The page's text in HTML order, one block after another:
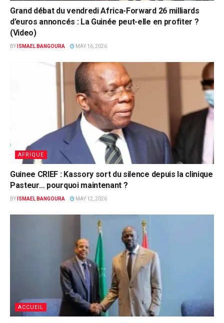
Grand débat du vendredi Africa-Forward 26 milliards
d’euros annoncés : La Guinée peut-elle en profiter ?
(Video)
BY ISMAEL BANGOURA MAY 16, 2026
AFRIQUE
Guinee CRIEF : Kassory sort du silence depuis la clinique
Pasteur… pourquoi maintenant ?
BY ISMAEL BANGOURA MAY 12, 2026
ACCUEIL